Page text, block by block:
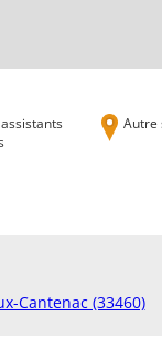
Autre
Cantenac (33460)